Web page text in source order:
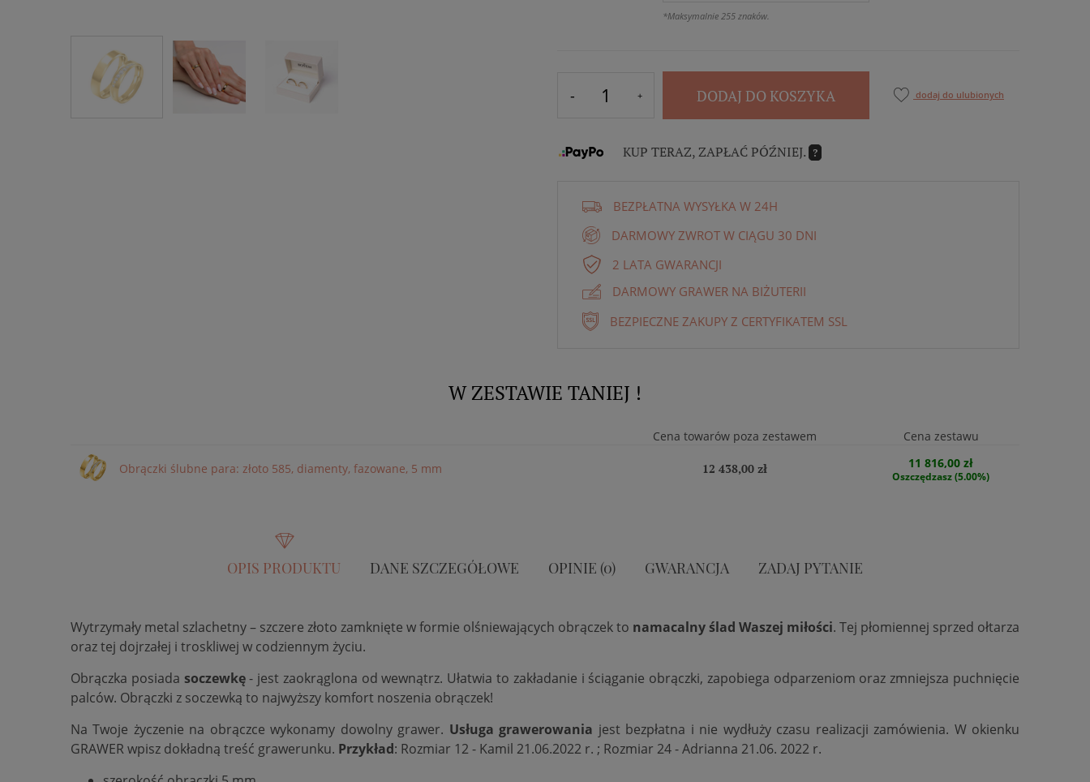
*Maksymalnie 255 znaków.
DODAJ DO KOSZYKA dodaj do ulubionych
KUP TERAZ, ZAPŁAĆ PÓŹNIEJ. ?
BEZPŁATNA WYSYŁKA W 24H
DARMOWY ZWROT W CIĄGU 30 DNI
2 LATA GWARANCJI
DARMOWY GRAWER NA BIŻUTERII
BEZPIECZNE ZAKUPY Z CERTYFIKATEM SSL
W ZESTAWIE TANIEJ !
Cena towarów poza zestawem Cena zestawu
Obrączki ślubne para: złoto 585, diamenty, fazowane, 5 mm 12 438,00 zł 11 816,00 zł
Oszczędzasz (5.00%)
OPIS PRODUKTU DANE SZCZEGÓŁOWE OPINIE (0) GWARANCJA ZADAJ PYTANIE
Wytrzymały metal szlachetny – szczere złoto zamknięte w formie olśniewających obrączek to namacalny ślad Waszej miłości. Tej płomiennej sprzed ołtarza
oraz tej dojrzałej i troskliwej w codziennym życiu.
Obrączka posiada soczewkę- jest zaokrąglona od wewnątrz. Ułatwia to zakładanie i ściąganie obrączki, zapobiega odparzeniom oraz zmniejsza puchnięcie
palców. Obrączki z soczewką to najwyższy komfort noszenia obrączek!
Na Twoje życzenie na obrączce wykonamy dowolny grawer. Usługa grawerowania jest bezpłatna i nie wydłuży czasu realizacji zamówienia. W okienku
GRAWER wpisz dokładną treść grawerunku. Przykład: Rozmiar 12 - Kamil 21.06.2022 r. ; Rozmiar 24 - Adrianna 21.06. 2022 r.